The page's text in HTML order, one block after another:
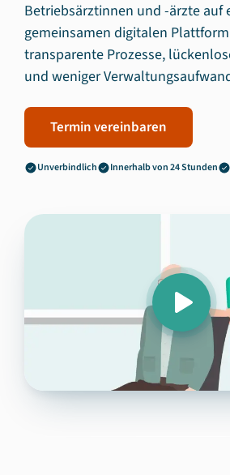
Betriebsärztinnen und -ärzte auf
gemeinsamen digitalen
transparente Prozesse,
und weniger
Termin vereinbaren
Unverbindlich Innerhalb von 24 Stunden